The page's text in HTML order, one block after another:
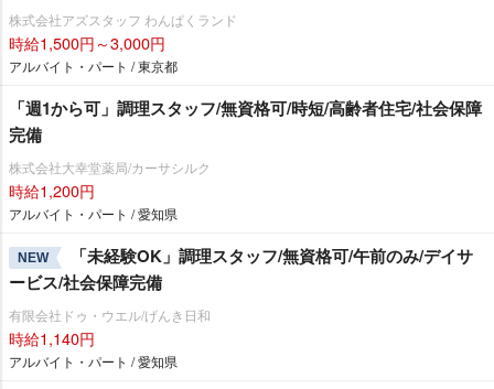
株式会社アズスタッフ わんぱくランド
時給1,500円～3,000円
アルバイト・パート / 東京都
「週1から可」調理スタッフ/無資格可/時短/高齢者住宅/社会保障
完備
株式会社大幸堂薬局/カーサシルク
時給1,200円
アルバイト・パート / 愛知県
NEW
「未経験OK」調理スタッフ/無資格可/午前のみ/デイサ
ービス/社会保障完備
有限会社ドゥ・ウエル/げんき日和
時給1,140円
アルバイト・パート / 愛知県